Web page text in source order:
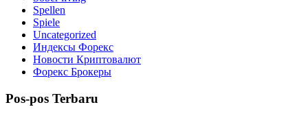
Spellen
Spiele
Uncategorized
Индексы Форекс
Новости Криптовалют
Форекс Брокеры
Pos-pos Terbaru